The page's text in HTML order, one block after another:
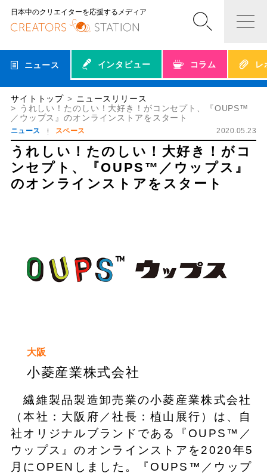
日本中のクリエイターを応援するメディア
ニュース インタビュー コラム レ
サイトトップ
ニュースリリース
うれしい！たのしい！大好き！がコンセプト、『OUPS™
／ウップス』のオンラインストアをスタート
ニュース スペース 2020.05.23
うれしい！たのしい！大好き！がコ
ンセプト、『OUPS™／ウップス』
のオンラインストアをスタート
大阪
小菱産業株式会社
繊維製品製造卸売業の小菱産業株式会社
（本社：大阪府／社長：植山展行）は、自
社オリジナルブランドである『OUPS™／
ウップス』のオンラインストアを2020年5
月にOPENしました。『OUPS™／ウップ